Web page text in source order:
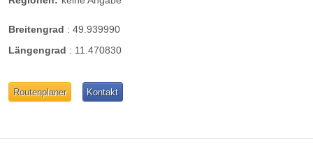
Breitengrad : 49.939990
Längengrad : 11.470830
Routenplaner Kontakt